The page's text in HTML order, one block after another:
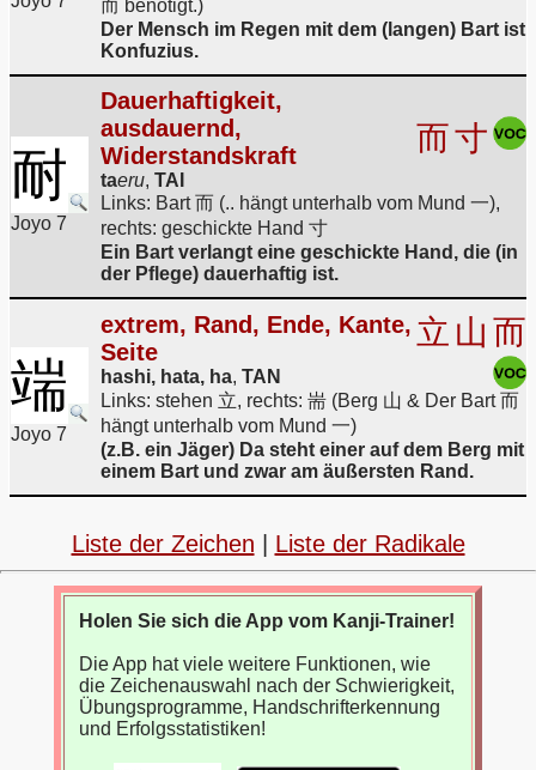
而 benötigt.)
Der Mensch im Regen mit dem (langen) Bart ist
Konfuzius.
耐
Joyo 7
Dauerhaftigkeit,
ausdauernd,
Widerstandskraft
taeru, TAI
而寸
Links: Bart 而 (.. hängt unterhalb vom Mund 一),
rechts: geschickte Hand 寸
Ein Bart verlangt eine geschickte Hand, die (in
der Pflege) dauerhaftig ist.
端
Joyo 7
extrem, Rand, Ende, Kante,
Seite
hashi, hata, ha, TAN
立 山 而
Links: stehen 立, rechts: 耑 (Berg 山 & Der Bart 而
hängt unterhalb vom Mund 一)
(z.B. ein Jäger) Da steht einer auf dem Berg mit
einem Bart und zwar am äußersten Rand.
Liste der Zeichen Liste der Radikale
Holen Sie sich die App vom Kanji-Trainer!
Die App hat viele weitere Funktionen, wie
die Zeichenauswahl nach der Schwierigkeit,
Übungsprogramme, Handschrifterkennung
und Erfolgsstatistiken!